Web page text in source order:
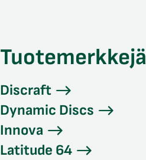
Tuotemerkkejä
Discraft
Dynamic Discs
Innova
Latitude 64